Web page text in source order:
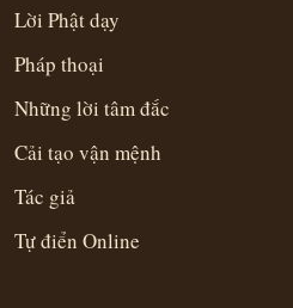
Lời Phật dạy
Pháp thoại
Những lời tâm đắc
Cải tạo vận mệnh
Tác giả
Tự điển Online